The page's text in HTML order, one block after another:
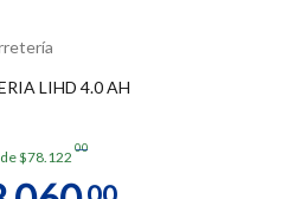
LIHD 4.0 AH
$78.122
00